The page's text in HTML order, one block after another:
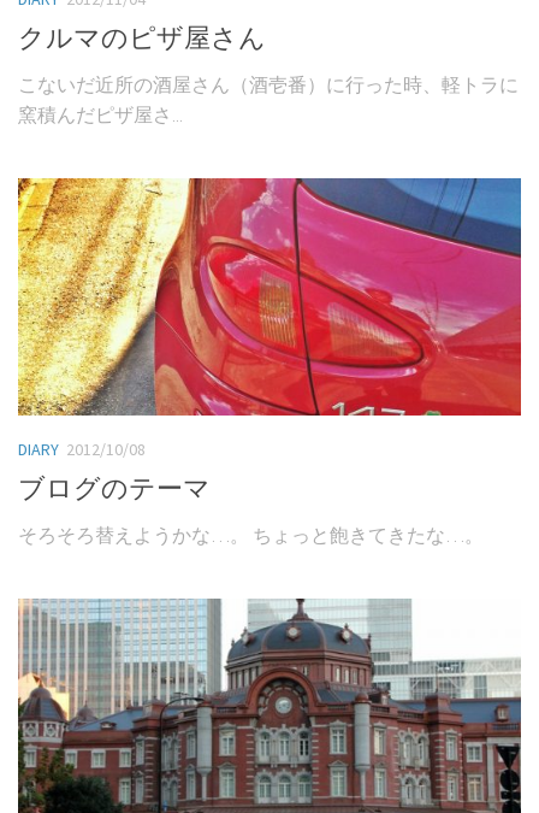
クルマのピザ屋さん
こないだ近所の酒屋さん（酒壱番）に行った時、軽トラに
窯積んだピザ屋さ...
DIARY 2012/10/08
ブログのテーマ
そろそろ替えようかな…。 ちょっと飽きてきたな…。